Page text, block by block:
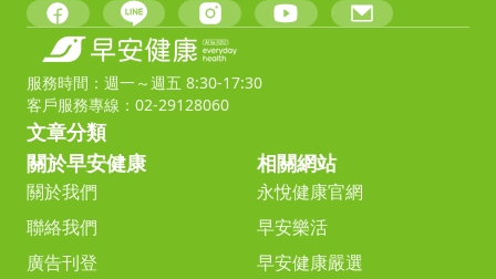
服務時間：週一～週五 8:30-17:30
客戶服務專線：02-29128060
文章分類
關於早安健康
關於我們
聯絡我們
廣告刊登
相關網站
永悅健康官網
早安樂活
早安健康嚴選